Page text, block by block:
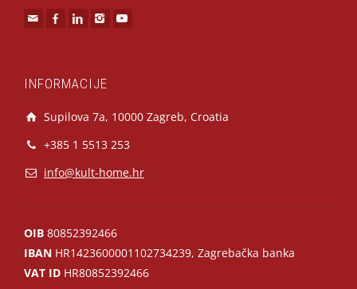
INFORMACIJE
Supilova 7a, 10000 Zagreb, Croatia
+385 1 5513 253
info@kult-home.hr
OIB 80852392466
IBAN HR1423600001102734239, Zagrebačka banka
VAT ID HR80852392466